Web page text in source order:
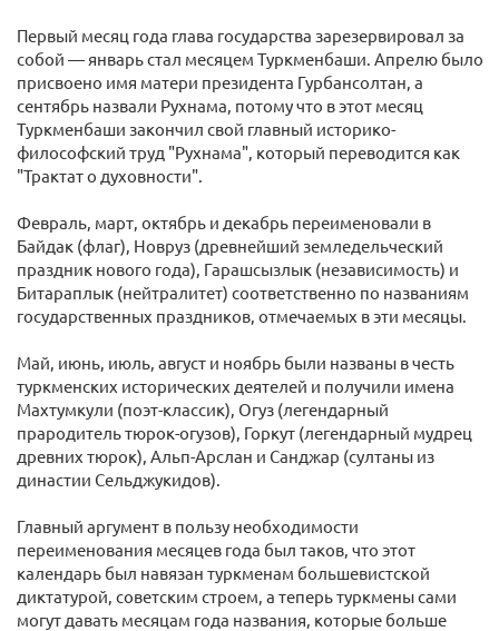
Первый месяц года глава государства зарезервировал за
собой — январь стал месяцем Туркменбаши. Апрелю было
присвоено имя матери президента Гурбансолтан, а
сентябрь назвали Рухнама, потому что в этот месяц
Туркменбаши закончил свой главный историко-
философский труд "Рухнама", который переводится как
"Трактат о духовности".
Февраль, март, октябрь и декабрь переименовали в
Байдак (флаг), Новруз (древнейший земледельческий
праздник нового года), Гарашсызлык (независимость) и
Битараплык (нейтралитет) соответственно по названиям
государственных праздников, отмечаемых в эти месяцы.
Май, июнь, июль, август и ноябрь были названы в честь
туркменских исторических деятелей и получили имена
Махтумкули (поэт-классик), Огуз (легендарный
прародитель тюрок-огузов), Горкут (легендарный мудрец
древних тюрок), Альп-Арслан и Санджар (султаны из
династии Сельджукидов).
Главный аргумент в пользу необходимости
переименования месяцев года был таков, что этот
календарь был навязан туркменам большевистской
диктатурой, советским строем, а теперь туркмены сами
могут давать месяцам года названия, которые больше